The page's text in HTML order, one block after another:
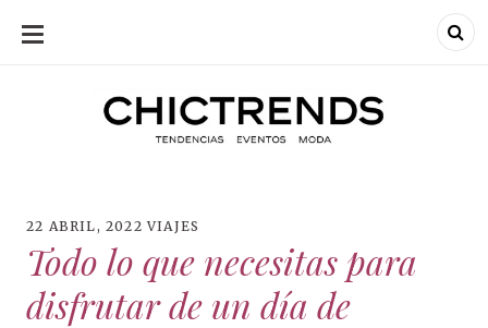
SKIP
Chic Trends
22 ABRIL, 2022 VIAJES
Todo lo que necesitas para
disfrutar de un día de